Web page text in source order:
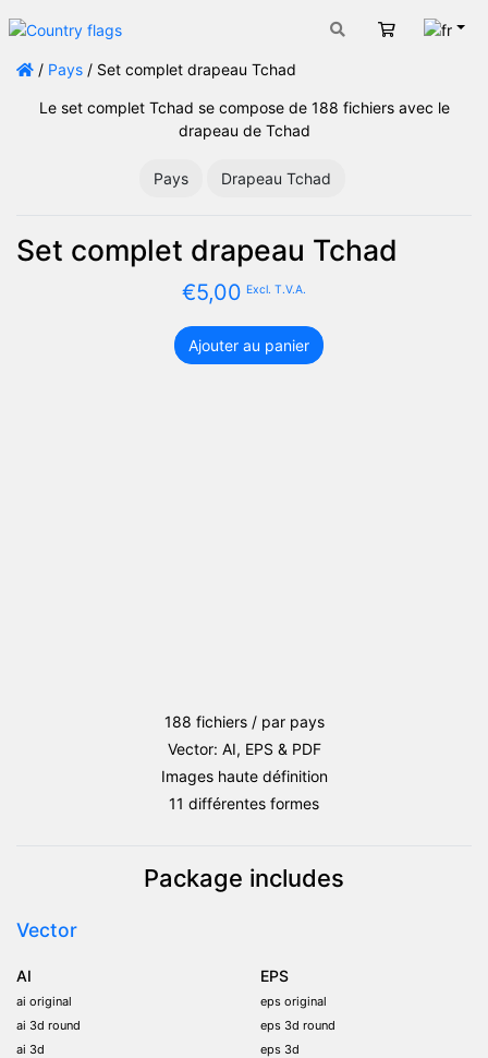
Panier
/ Pays / Set complet drapeau Tchad
Le set complet Tchad se compose de 188 fichiers avec le
drapeau de Tchad
Pays Drapeau Tchad
Set complet drapeau Tchad
€5,00 Excl. T.V.A.
quantité
Ajouter au panier
188 fichiers / par pays
Vector: AI, EPS & PDF
Images haute définition
11 différentes formes
Package includes
Vector
AI
ai original
ai 3d round
ai 3d
EPS
eps original
eps 3d round
eps 3d